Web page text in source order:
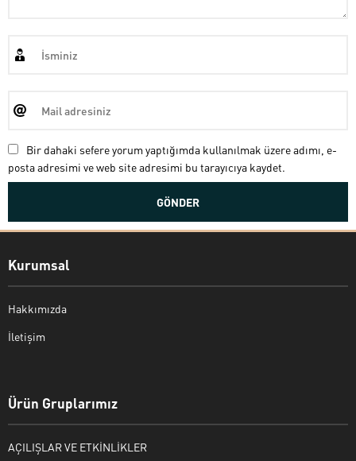
Bir dahaki sefere yorum yaptığımda kullanılmak üzere adımı, e-
posta adresimi ve web site adresimi bu tarayıcıya kaydet.
Kurumsal
Hakkımızda
İletişim
Ürün Gruplarımız
AÇILIŞLAR VE ETKİNLİKLER